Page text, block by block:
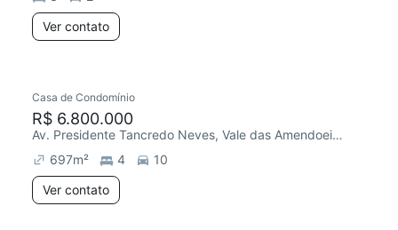
Ver contato
Casa de Condomínio
R$ 6.800.000
Av. Presidente Tancredo Neves, Vale das Amendoeiras
697m² 4
10
Ver contato